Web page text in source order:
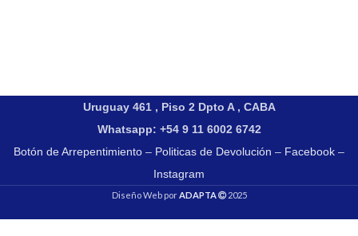
Uruguay 461 , Piso 2 Dpto A , CABA
Whatsapp: +54 9 11 6002 6742
Botón de Arrepentimiento – Politicas de Devolución – Facebook –
Instagram
Diseño Web porADAPTA 2025